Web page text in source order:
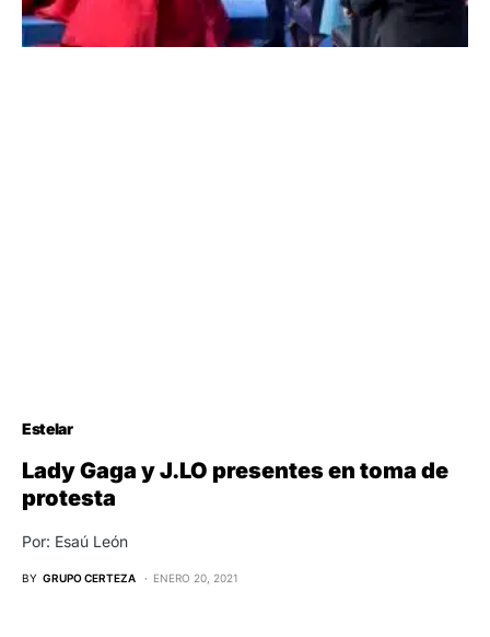
Estelar
Lady Gaga y J.LO presentes en toma de
protesta
Por: Esaú León
BY GRUPO CERTEZA ENERO 20, 2021